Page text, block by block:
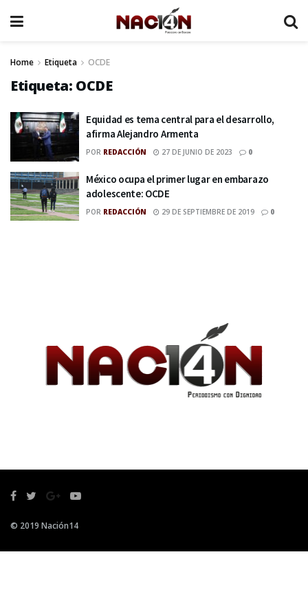
Home Etiqueta OCDE
Etiqueta: OCDE
Equidad es tema central para el desarrollo,
afirma Alejandro Armenta
POR REDACCIÓN 27 DE JUNIO DE 2023 0
México ocupa el primer lugar en embarazo
adolescente: OCDE
POR REDACCIÓN 29 DE SEPTIEMBRE DE 2019 0
© 2019 Nación14